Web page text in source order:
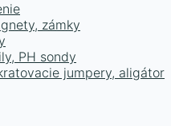
zámky
PH sondy
jumpery, aligátor